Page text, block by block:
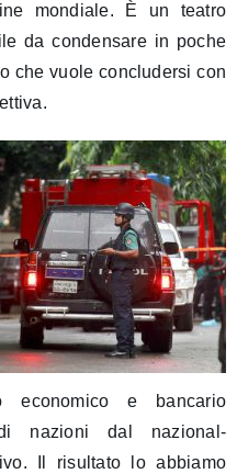
mondiale. È un teatro
da condensare in poche
che vuole concludersi con
e bancario
nazioni dal nazional-
Il risultato lo abbiamo